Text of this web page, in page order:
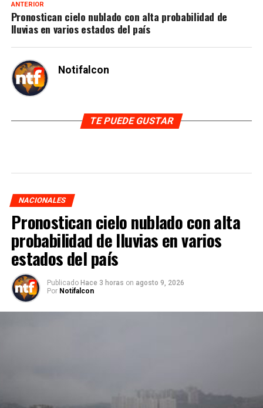
ANTERIOR
Pronostican cielo nublado con alta probabilidad de
lluvias en varios estados del país
Notifalcon
TE PUEDE GUSTAR
NACIONALES
Pronostican cielo nublado con alta
probabilidad de lluvias en varios
estados del país
Publicado Hace 3 horas on agosto 9, 2026
Por Notifalcon